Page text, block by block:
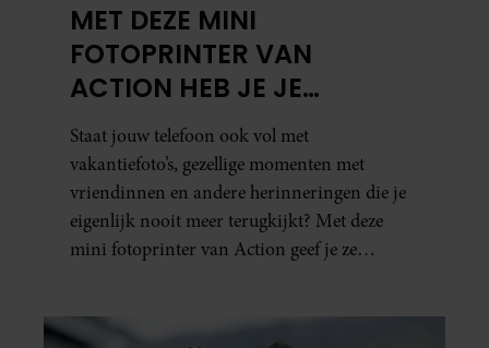
MET DEZE MINI
FOTOPRINTER VAN
ACTION HEB JE JE
FAVORIETE FOTO’S BINNEN
ÉÉN MINUUT IN HANDEN
Staat jouw telefoon ook vol met
vakantiefoto’s, gezellige momenten met
vriendinnen en andere herinneringen die je
eigenlijk nooit meer terugkijkt? Met deze
mini fotoprinter van Action geef je ze
al in handen.